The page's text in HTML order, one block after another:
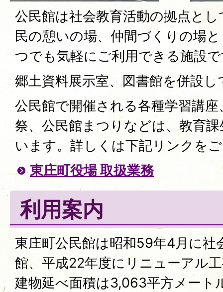
公民館は社会教育活動の拠点と
民の憩いの場、仲間づくりの場
つでも気軽にご利用できる施設
郷土資料展示室、図書館を併設
公民館で開催される各種学習講
祭、公民館まつりなどは、教育
います。詳しくは下記リンクを
東庄町役場 取扱業務
利用案内
東庄町公民館は昭和59年4月に社
館、平成22年度にリニューアル
建物延べ面積は3,063平方メート